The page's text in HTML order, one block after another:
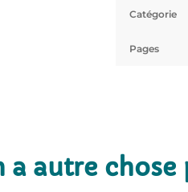
Catégorie
Pages
a autre